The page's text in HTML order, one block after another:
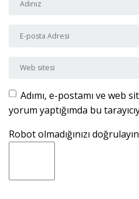
E-posta Adresi
Web sitesi
Adımı, e-postamı ve web
yorum yaptığımda bu
Robot olmadığınızı